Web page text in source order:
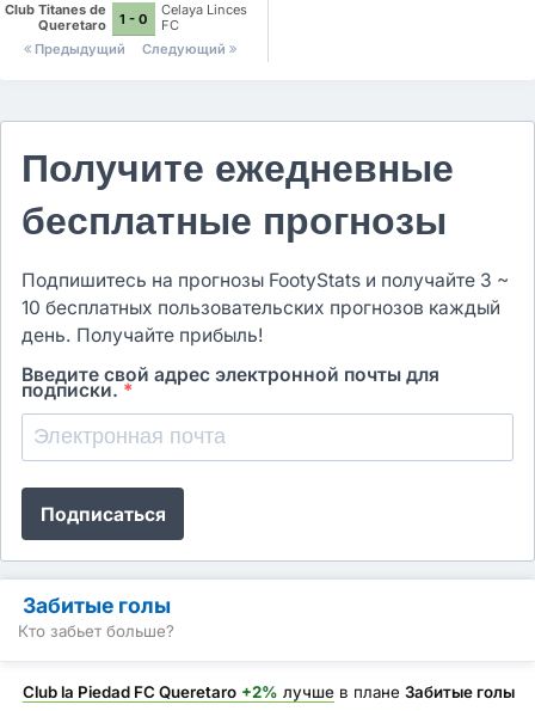
Club Titanes de
Queretaro
1 - 0
Celaya Linces
FC
Предыдущий
Следующий
Получите ежедневные
бесплатные прогнозы
Подпишитесь на прогнозы FootyStats и получайте 3 ~
10 бесплатных пользовательских прогнозов каждый
день. Получайте прибыль!
Введите свой адрес электронной почты для
подписки. *
Подписаться
Забитые голы
Кто забьет больше?
Club la Piedad FC Queretaro +2% лучше в плане Забитые голы